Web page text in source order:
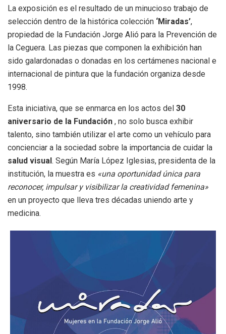
La exposición es el resultado de un minucioso trabajo de
selección dentro de la histórica colección ‘Miradas’,
propiedad de la Fundación Jorge Alió para la Prevención de
la Ceguera. Las piezas que componen la exhibición han
sido galardonadas o donadas en los certámenes nacional e
internacional de pintura que la fundación organiza desde
1998.
Esta iniciativa, que se enmarca en los actos del 30
aniversario de la Fundación , no solo busca exhibir
talento, sino también utilizar el arte como un vehículo para
concienciar a la sociedad sobre la importancia de cuidar la
salud visual. Según María López Iglesias, presidenta de la
institución, la muestra es «una oportunidad única para
reconocer, impulsar y visibilizar la creatividad femenina»
en un proyecto que lleva tres décadas uniendo arte y
medicina.